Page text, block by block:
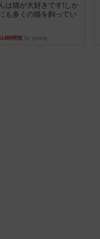
は猫が大好きです!しか
も多くの猫を飼ってい
時間前by jurong